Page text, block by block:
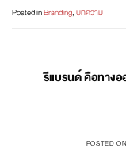
Posted inBranding,บทความ
รีแบรนด์ คือทางอ
POSTED ON